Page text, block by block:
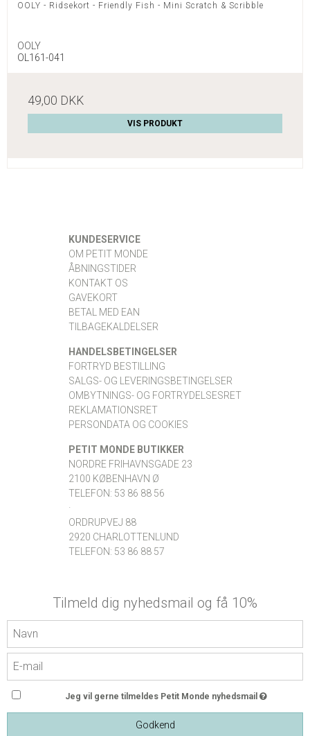
OOLY - Ridsekort - Friendly Fish - Mini Scratch & Scribble
OOLY
OL161-041
49,00 DKK
VIS PRODUKT
KUNDESERVICE
OM PETIT MONDE
ÅBNINGSTIDER
KONTAKT OS
GAVEKORT
BETAL MED EAN
TILBAGEKALDELSER
HANDELSBETINGELSER
FORTRYD BESTILLING
SALGS- OG LEVERINGSBETINGELSER
OMBYTNINGS- OG FORTRYDELSESRET
REKLAMATIONSRET
PERSONDATA OG COOKIES
PETIT MONDE BUTIKKER
NORDRE FRIHAVNSGADE 23
2100 KØBENHAVN Ø
TELEFON: 53 86 88 56
·
ORDRUPVEJ 88
2920 CHARLOTTENLUND
TELEFON: 53 86 88 57
Tilmeld dig nyhedsmail og få 10%
Jeg vil gerne tilmeldes Petit Monde nyhedsmail
Godkend